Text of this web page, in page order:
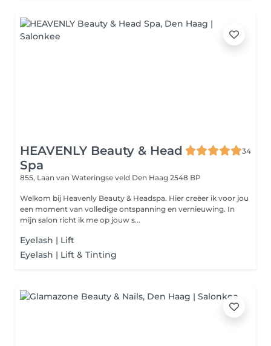
HEAVENLY Beauty & Head
Spa
34
855, Laan van Wateringse veld Den Haag 2548 BP
Welkom bij Heavenly Beauty & Headspa. Hier creëer ik voor jou
een moment van volledige ontspanning en vernieuwing. In
mijn salon richt ik me op jouw s...
Eyelash | Lift
Eyelash | Lift & Tinting